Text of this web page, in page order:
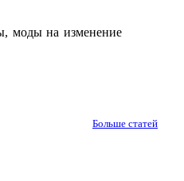
моды на изменение
Больше статей